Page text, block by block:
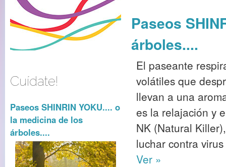
Cuídate!
Paseos SHINRIN YOKU.... o
la medicina de los
árboles....
Paseos
árboles....
El paseante
volátiles que
llevan a una
es la relajación y
NK (Natural
luchar contra
Ver »